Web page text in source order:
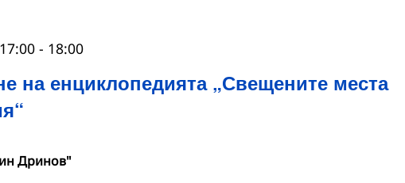
на енциклопедията „Свещените места
- 18:00
Дринов"